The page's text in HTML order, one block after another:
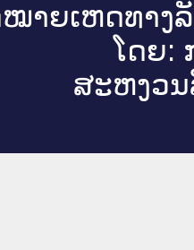
າຍ​ເຫດ​ທາງ​
ໂດຍ:
ສະ​ຫງວນ​